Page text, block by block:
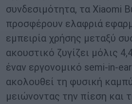
συνδεσιμότητα, τα Xiaomi
προσφέρουν ελαφριά
εμπειρία χρήσης μεταξύ
ακουστικό ζυγίζει μόλις
έναν εργονομικό semi-in-
ακολουθεί τη φυσική
μειώνοντας την πίεση και